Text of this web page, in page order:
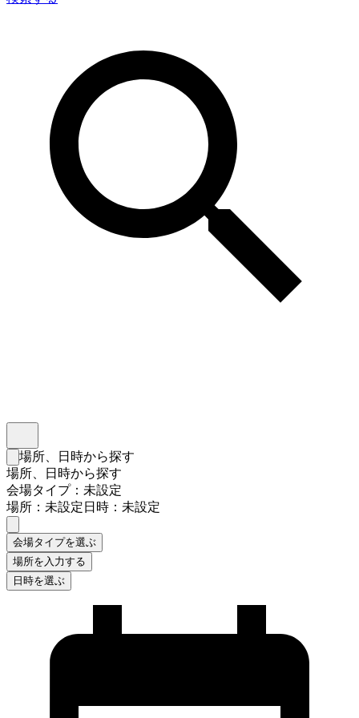
検索フォームを閉じる
場所、日時から探す
場所、日時から探す
会場タイプ：未設定
場所：未設定日時：未設定
会場タイプを選ぶ
場所を入力する
日時を選ぶ